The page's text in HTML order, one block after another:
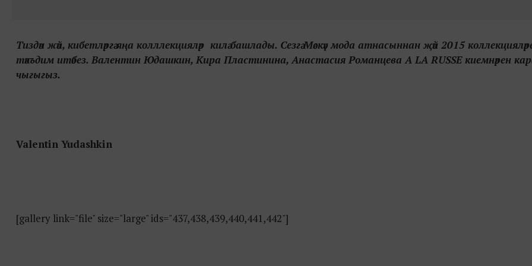
Тиздән жәй, кибетләргә яңа колллекцияләр килә башлады. Сезгә Мәскәү мода атнасыннан җәй 2015
тәкъдим итәбез. Валентин Юдашкин, Кира Пластинина, Анастасия Романцева A LA RUSSE киемнәрен
чыгыгыз.
Valentin Yudashkin
[gallery link="file" size="large" ids="437,438,439,440,441,442"]